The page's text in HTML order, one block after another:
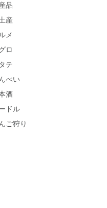
品
産
メ
ロ
テ
べい
酒
ドル
ご狩り